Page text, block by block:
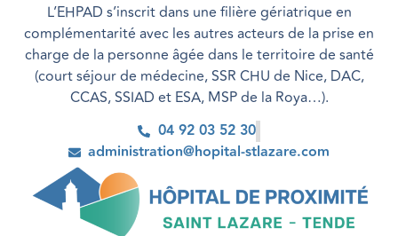
L’EHPAD s’inscrit dans une filière gériatrique en
complémentarité avec les autres acteurs de la prise en
charge de la personne âgée dans le territoire de santé
(court séjour de médecine, SSR CHU de Nice, DAC,
CCAS, SSIAD et ESA, MSP de la Roya…).
04 92 03 52 30
administration@hopital-stlazare.com